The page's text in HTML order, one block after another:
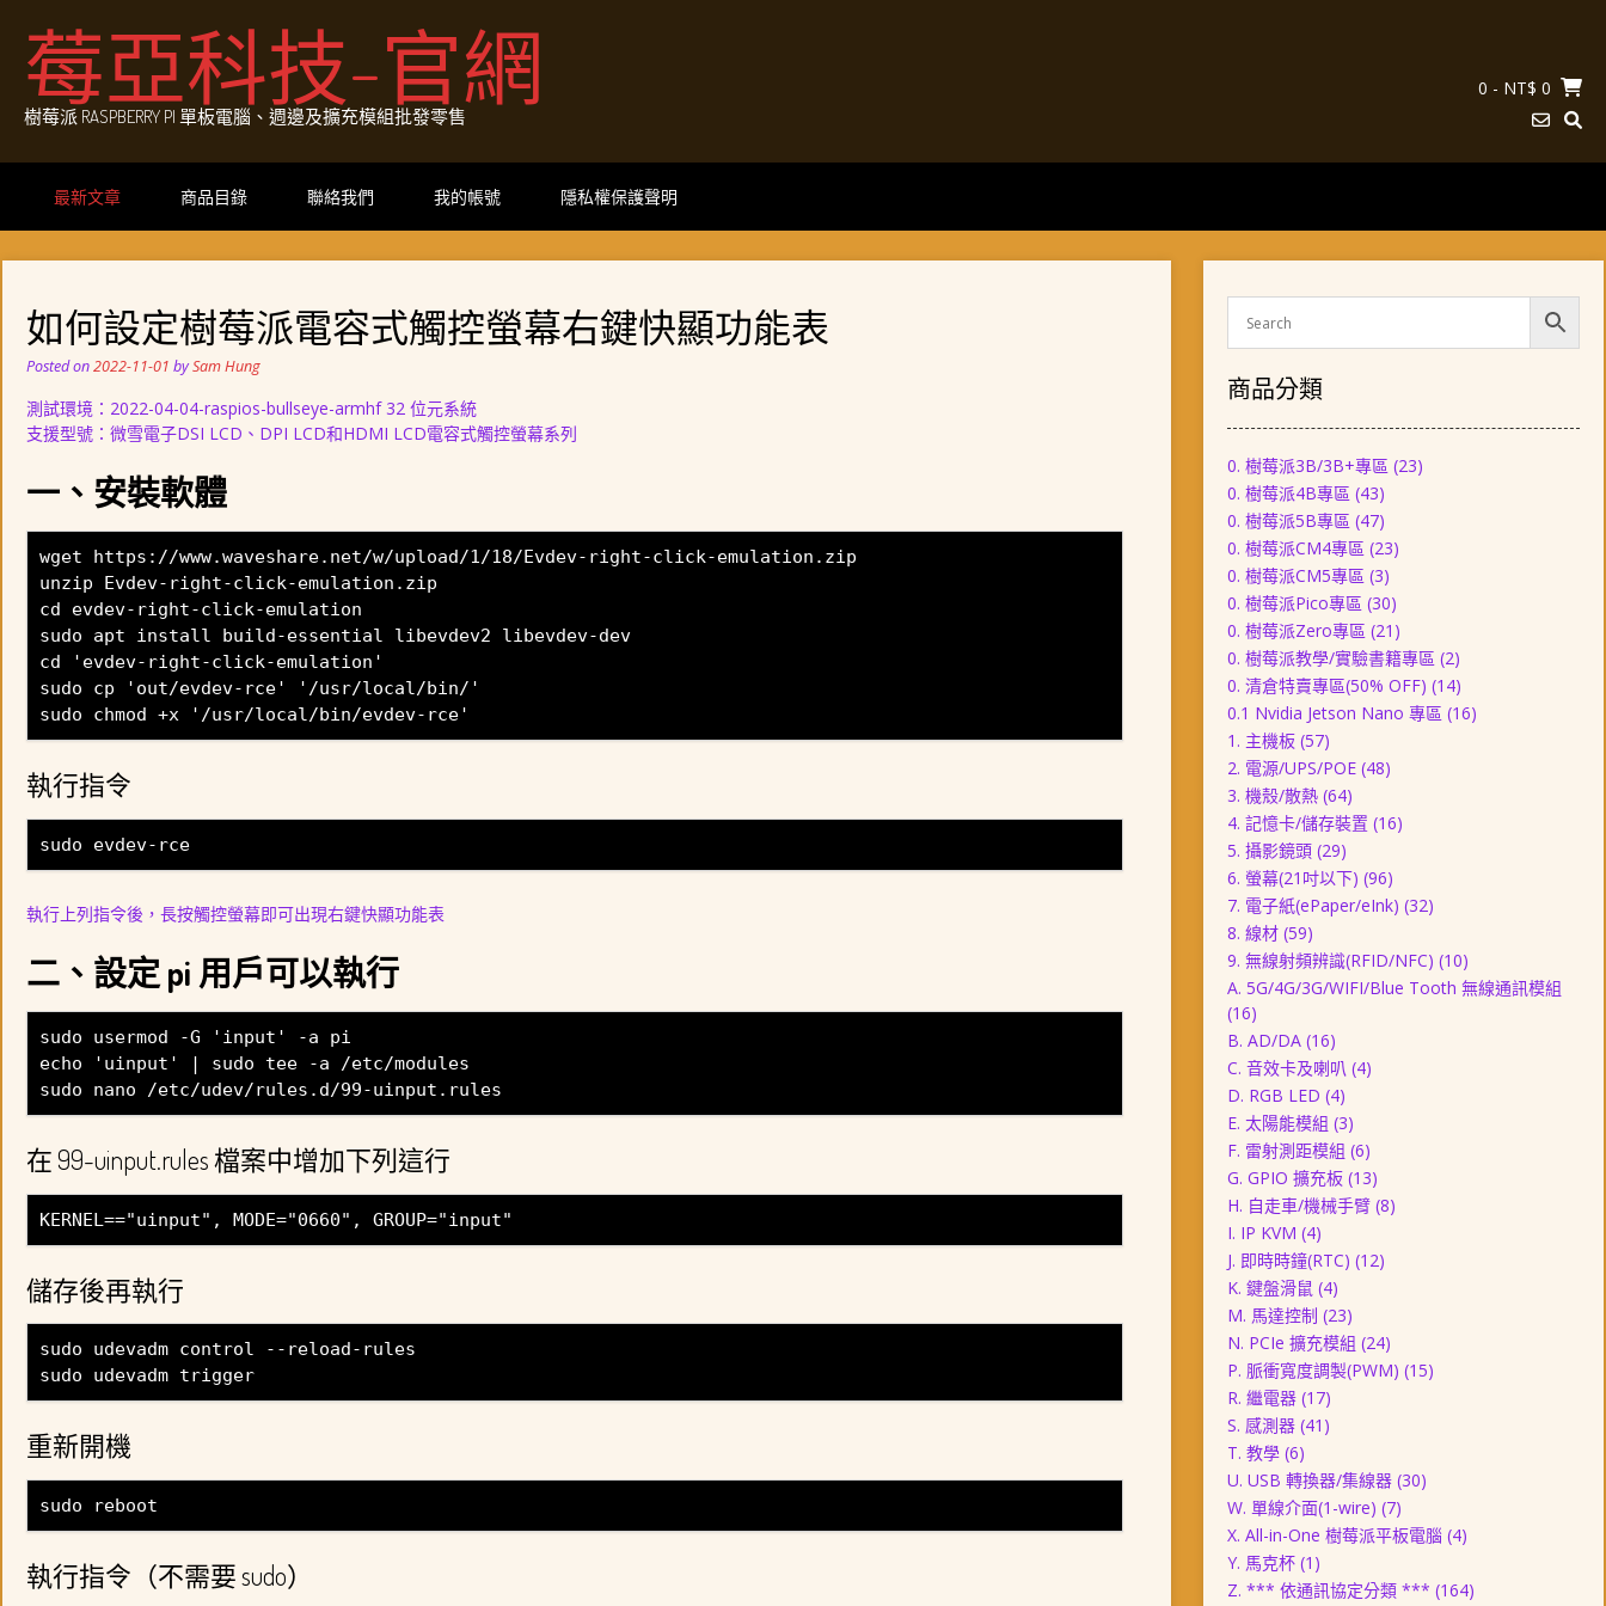
content莓亞科技-官網
樹莓派 RASPBERRY PI 單板電腦、週邊及擴充模組批發零售
0 - NT$ 0
最新文章 商品目錄 聯絡我們 我的帳號 隱私權保護聲明
如何設定樹莓派電容式觸控螢幕右鍵快顯功能表
Posted on2022-11-01 bySam Hung
測試環境：2022-04-04-raspios-bullseye-armhf 32 位元系統
支援型號：微雪電子DSI LCD、DPI LCD和HDMI LCD電容式觸控螢幕系列
一、安裝軟體
wget https://www.waveshare.net/w/upload/1/18/Evdev-right-click-emulation.zip
unzip Evdev-right-click-emulation.zip
cd evdev-right-click-emulation
sudo apt install build-essential libevdev2 libevdev-dev
cd 'evdev-right-click-emulation'
sudo cp 'out/evdev-rce' '/usr/local/bin/'
sudo chmod +x '/usr/local/bin/evdev-rce'
執行指令
sudo evdev-rce
執行上列指令後，長按觸控螢幕即可出現右鍵快顯功能表
二、設定 pi 用戶可以執行
sudo usermod -G 'input' -a pi
echo 'uinput' | sudo tee -a /etc/modules
sudo nano /etc/udev/rules.d/99-uinput.rules
在 99-uinput.rules 檔案中增加下列這行
KERNEL=="uinput", MODE="0660", GROUP="input"
儲存後再執行
sudo udevadm control --reload-rules
sudo udevadm trigger
重新開機
sudo reboot
執行指令（不需要 sudo）
商品分類
0. 樹莓派3B/3B+專區 (23)
0. 樹莓派4B專區 (43)
0. 樹莓派5B專區 (47)
0. 樹莓派CM4專區 (23)
0. 樹莓派CM5專區 (3)
0. 樹莓派Pico專區 (30)
0. 樹莓派Zero專區 (21)
0. 樹莓派教學/實驗書籍專區 (2)
0. 清倉特賣專區(50% OFF) (14)
0.1 Nvidia Jetson Nano 專區 (16)
1. 主機板 (57)
2. 電源/UPS/POE (48)
3. 機殼/散熱 (64)
4. 記憶卡/儲存裝置 (16)
5. 攝影鏡頭 (29)
6. 螢幕(21吋以下) (96)
7. 電子紙(ePaper/eInk) (32)
8. 線材 (59)
9. 無線射頻辨識(RFID/NFC) (10)
A. 5G/4G/3G/WIFI/Blue Tooth 無線通訊模組
(16)
B. AD/DA (16)
C. 音效卡及喇叭 (4)
D. RGB LED (4)
E. 太陽能模組 (3)
F. 雷射測距模組 (6)
G. GPIO 擴充板 (13)
H. 自走車/機械手臂 (8)
I. IP KVM (4)
J. 即時時鐘(RTC) (12)
K. 鍵盤滑鼠 (4)
M. 馬達控制 (23)
N. PCIe 擴充模組 (24)
P. 脈衝寬度調製(PWM) (15)
R. 繼電器 (17)
S. 感測器 (41)
T. 教學 (6)
U. USB 轉換器/集線器 (30)
W. 單線介面(1-wire) (7)
X. All-in-One 樹莓派平板電腦 (4)
Y. 馬克杯 (1)
Z. *** 依通訊協定分類 *** (164)